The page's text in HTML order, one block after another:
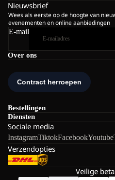
Over ons
Bestellingen
Diensten
Sociale media
InstagramTiktokFacebookYoutube
Verzendopties
Nieuwsbrief
Wees als eerste op de hoogte van
evenementen en online aanbiedingen
E-mail
Veilige